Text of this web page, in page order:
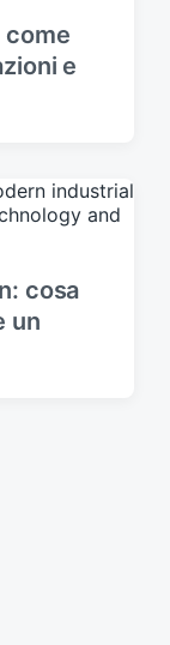
come
e
cosa
un